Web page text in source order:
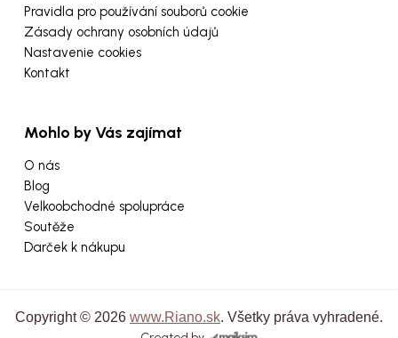
Pravidla pro používání souborů cookie
Zásady ochrany osobních údajů
Nastavenie cookies
Kontakt
Mohlo by Vás zajímat
O nás
Blog
Velkoobchodné spolupráce
Soutěže
Darček k nákupu
Copyright © 2026 www.Riano.sk. Všetky práva vyhradené.